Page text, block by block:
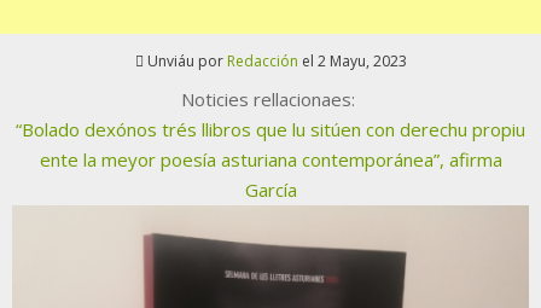
Unviáu por Redacción el 2 Mayu, 2023
Noticies rellacionaes:
“Bolado dexónos trés llibros que lu sitúen con derechu propiu
ente la meyor poesía asturiana contemporánea”, afirma
García